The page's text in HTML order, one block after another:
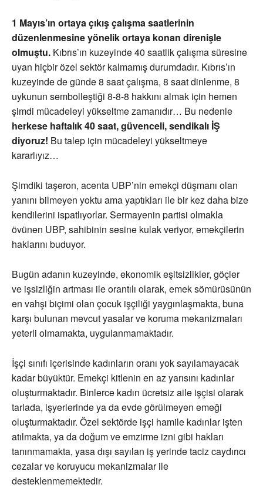
1 Mayıs’ın ortaya çıkış çalışma saatlerinin
düzenlenmesine yönelik ortaya konan direnişle
olmuştu. Kıbrıs’ın kuzeyinde 40 saatlik çalışma süresine
uyan hiçbir özel sektör kalmamış durumdadır. Kıbrıs’ın
kuzeyinde de günde 8 saat çalışma, 8 saat dinlenme, 8
uykunun sembolleştiği 8-8-8 hakkını almak için hemen
şimdi mücadeleyi yükseltme zamanıdır… Bu nedenle
herkese haftalık 40 saat, güvenceli, sendikalı İŞ
diyoruz! Bu talep için mücadeleyi yükseltmeye
kararlıyız…
Şimdiki taşeron, acenta UBP’nin emekçi düşmanı olan
yanını bilmeyen yoktu ama yaptıkları ile bir kez daha bize
kendilerini ispatlıyorlar. Sermayenin partisi olmakla
övünen UBP, sahibinin sesine kulak veriyor, emekçilerin
haklarını buduyor.
Bugün adanın kuzeyinde, ekonomik eşitsizlikler, göçler
ve işsizliğin artması ile orantılı olarak, emek sömürüsünün
en vahşi biçimi olan çocuk işçiliği yaygınlaşmakta, buna
karşı bulunan mevcut yasalar ve koruma mekanizmaları
yeterli olmamakta, uygulanmamaktadır.
İşçi sınıfı içerisinde kadınların oranı yok sayılamayacak
kadar büyüktür. Emekçi kitlenin en az yarısını kadınlar
oluşturmaktadır. Binlerce kadın ücretsiz aile işçisi olarak
tarlada, işyerlerinde ya da evde görülmeyen emeği
oluşturmaktadır. Özel sektörde işçi hamile kadınlar işten
atılmakta, ya da doğum ve emzirme izni gibi hakları
tanınmamakta, yasa dışı sayılan iş yerinde taciz caydırıcı
cezalar ve koruyucu mekanizmalar ile
desteklenmemektedir.